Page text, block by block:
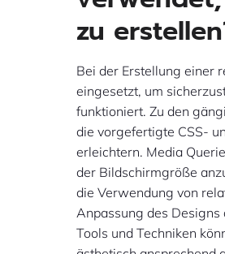
zu
Bei der Erstellung einer
eingesetzt, um
funktioniert. Zu den
die vorgefertigte CSS-
erleichtern. Media
der Bildschirmgröße
die Verwendung von
Anpassung des
Tools und Techniken